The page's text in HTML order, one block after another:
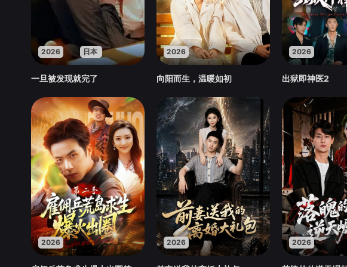
2026 日本
一旦被发现就完了
2026
向阳而生，温暖如初
2026
出狱即神医2
2026 2026 2026